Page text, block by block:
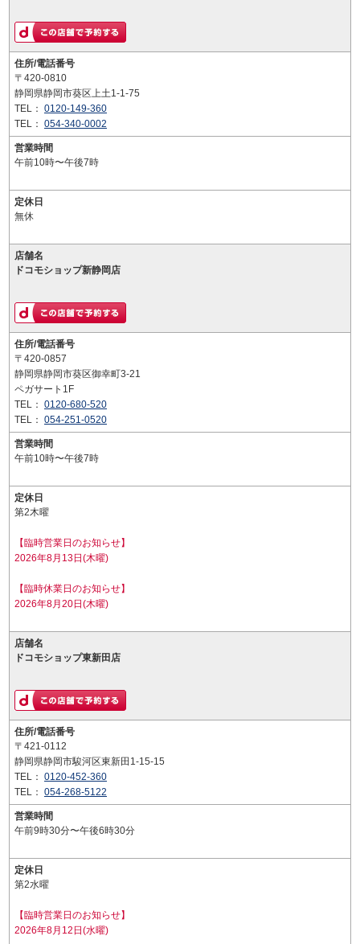
住所/電話番号
〒420-0810
静岡県静岡市葵区上土1-1-75
TEL： 0120-149-360
TEL： 054-340-0002
営業時間
午前10時〜午後7時
定休日
無休
店舗名
ドコモショップ新静岡店
住所/電話番号
〒420-0857
静岡県静岡市葵区御幸町3-21
ペガサート1F
TEL： 0120-680-520
TEL： 054-251-0520
営業時間
午前10時〜午後7時
定休日
第2木曜
【臨時営業日のお知らせ】
2026年8月13日(木曜)
【臨時休業日のお知らせ】
2026年8月20日(木曜)
店舗名
ドコモショップ東新田店
住所/電話番号
〒421-0112
静岡県静岡市駿河区東新田1-15-15
TEL： 0120-452-360
TEL： 054-268-5122
営業時間
午前9時30分〜午後6時30分
定休日
第2水曜
【臨時営業日のお知らせ】
2026年8月12日(水曜)